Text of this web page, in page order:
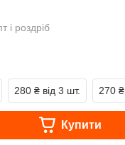
і роздріб
280 ₴ від 3 шт. 270 ₴
Купити